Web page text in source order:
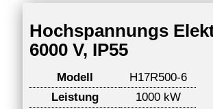
Hochspannungs
6000 V, IP55
Modell
H17R500-6
Leistung
1000 kW